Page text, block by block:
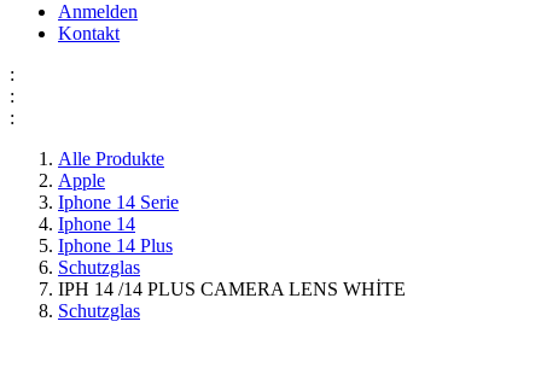
Anmelden
Kontakt
:
:
:
Alle Produkte
Apple
Iphone 14 Serie
Iphone 14
Iphone 14 Plus
Schutzglas
IPH 14 /14 PLUS CAMERA LENS WHİTE
Schutzglas